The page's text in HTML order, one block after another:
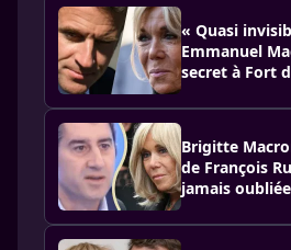
« Quasi
Emmanuel
secret à Fort
Brigitte
de François
jamais oubliée